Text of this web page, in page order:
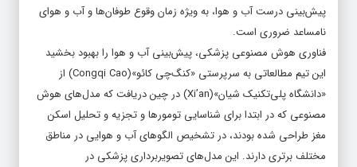
پیش‌بینی درست آب و هوا، به ویژه زمان وقوع طوفان‌ها و آب و هوای
نامساعد ضروری است.
فناوری هوش مصنوعی پزشکی، پیش‌بینی آب و هوا را بهبود بخشید
این تیم مطالعاتی به سرپرستی «کنگ‌چی کائو»(Congqi Cao) از
«دانشگاه پلی‌تکنیک شیان»(Xi’an) در چین دریافت که مدل‌های هوش
مصنوعی که در ابتدا برای شناسایی تومورها و تجزیه و تحلیل اسکن
مغز طراحی شده بودند، در تشخیص الگوهای آب و هوایی در مناطق
مختلف برتری دارند. این مدل‌های تصویربرداری پزشکی در